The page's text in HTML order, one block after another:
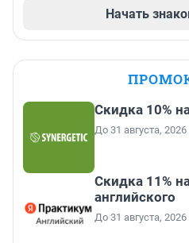
Начать
Скидка 10%
До 31 августа, 2026
Скидка 11%
английского
До 31 августа, 2026